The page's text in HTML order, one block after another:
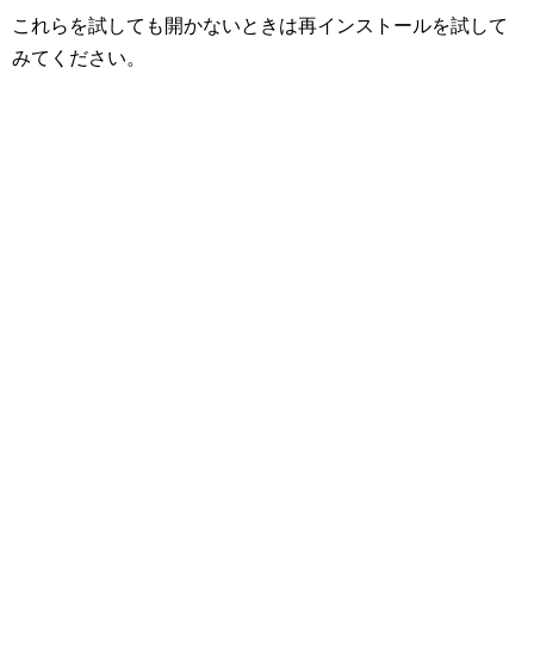
これらを試しても開かないときは再インストールを試して
みてください。